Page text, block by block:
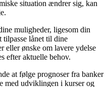
situation ændrer sig, kan
muligheder, ligesom din
lånet til dine
eller ønske om lavere ydelse
efter aktuelle behov.
at følge prognoser fra banker
med udviklingen i kurser og